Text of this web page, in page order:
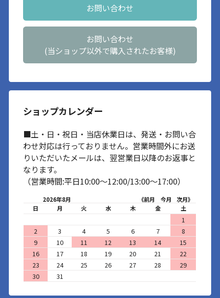
お問い合わせ
お問い合わせ
(当ショップ以外で購入されたお客様)
ショップカレンダー
■土・日・祝日・当店休業日は、発送・お問い合
わせ対応は行っておりません。営業時間外にお送
りいただいたメールは、翌営業日以降のお返事と
なります。
（営業時間:平日10:00～12:00/13:00～17:00）
2026年8月 《前月 今月
次月》
日
月 火 水 木 金 土
1
2
3 4 5 6 7
8
9
10 11 12 13 14
15
16
17 18 19 20 21
22
23
24 25 26 27 28
29
30
31